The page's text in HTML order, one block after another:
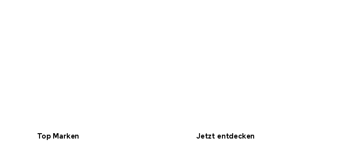
Top Marken Jetzt entdecken